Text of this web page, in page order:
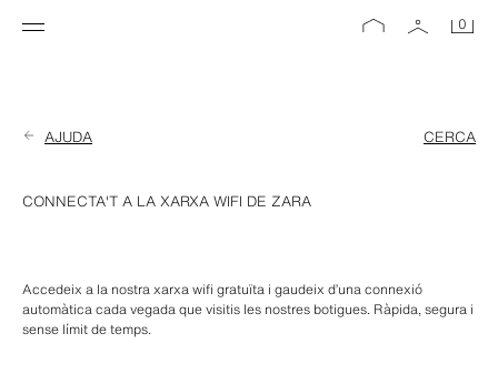
0
AJUDA CERCA
CONNECTA'T A LA XARXA WIFI DE ZARA
Accedeix a la nostra xarxa wifi gratuïta i gaudeix d’una connexió
automàtica cada vegada que visitis les nostres botigues. Ràpida, segura i
sense límit de temps.